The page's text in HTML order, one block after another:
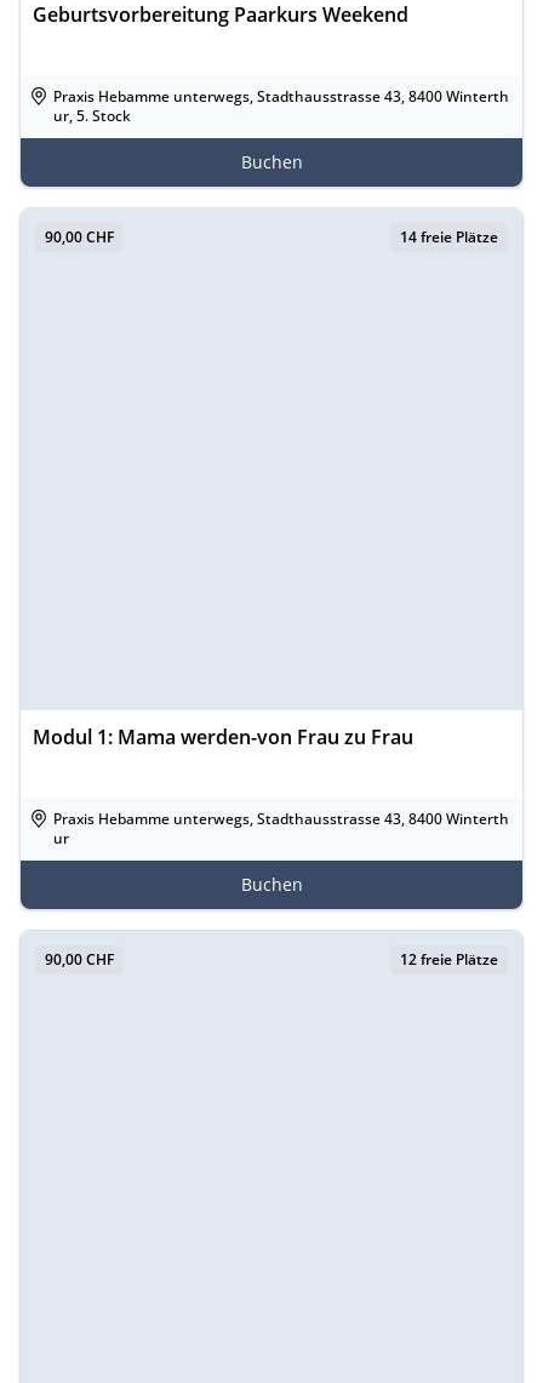
Geburtsvorbereitung Paarkurs Weekend
Praxis Hebamme unterwegs, Stadthausstrasse 43, 8400 Winterth
ur, 5. Stock
Buchen
90,00 CHF 14 freie Plätze
Modul 1: Mama werden-von Frau zu Frau
Praxis Hebamme unterwegs, Stadthausstrasse 43, 8400 Winterth
ur
Buchen
90,00 CHF 12 freie Plätze